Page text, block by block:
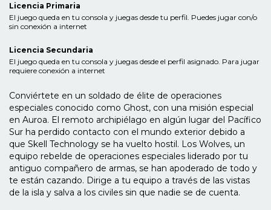
Licencia Primaria
El juego queda en tu consola y juegas desde tu perfil. Puedes jugar con/o
sin conexión a internet
Licencia Secundaria
El juego queda en tu consola y juegas desde el perfil asignado. Para jugar
requiere conexión a internet
Conviértete en un soldado de élite de operaciones
especiales conocido como Ghost, con una misión especial
en Auroa. El remoto archipiélago en algún lugar del Pacífico
Sur ha perdido contacto con el mundo exterior debido a
que Skell Technology se ha vuelto hostil. Los Wolves, un
equipo rebelde de operaciones especiales liderado por tu
antiguo compañero de armas, se han apoderado de todo y
te están cazando. Dirige a tu equipo a través de las vistas
de la isla y salva a los civiles sin que nadie se de cuenta.